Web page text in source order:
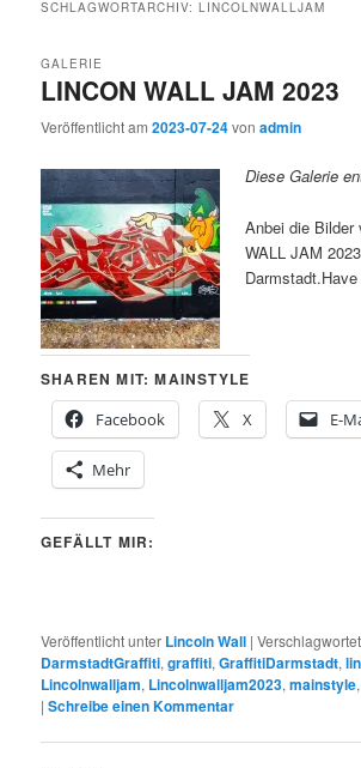
SCHLAGWORTARCHIV:LINCOLNWALLJAM
LINCON WALL JAM 2023
GALERIE
Veröffentlicht am2023-07-24vonadmin
Diese Galerie
Anbei die Bilder
WALL JAM
SHAREN MIT: MAINSTYLE
Facebook
X E-
Mehr
GEFÄLLT MIR:
Veröffentlicht unter Lincoln Wall |
DarmstadtGraffiti,graffiti,GraffitiDarmstadt,
Lincolnwalljam, Lincolnwalljam2023,mainstyle
|Schreibe einen Kommentar